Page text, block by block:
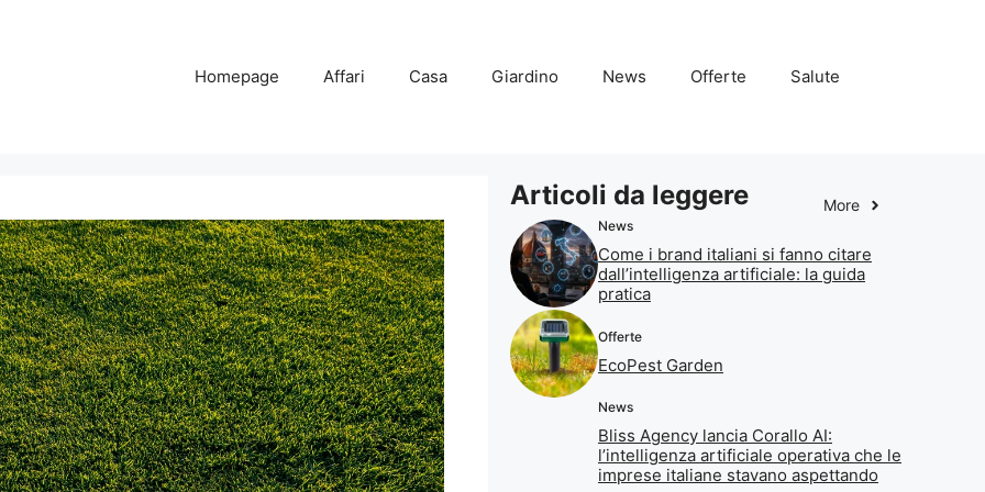
Homepage Affari Casa Giardino News Offerte Salute
Articoli da leggere More
News
Come i brand italiani si fanno citare
dall’intelligenza artificiale: la guida
pratica
Offerte
EcoPest Garden
News
Bliss Agency lancia Corallo AI:
l’intelligenza artificiale operativa che le
imprese italiane stavano aspettando